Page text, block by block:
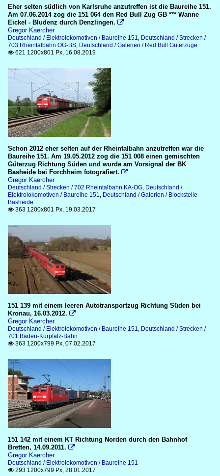
Strecken
700 Badische Rheinbahn
701 Baden-Kurpfalz-Bahn
703 Rheintalbahn OG-BS
Eher selten südlich von Karlsruhe anzutreffen ist die Baureihe 151.
Am 07.06.2014 zog die 151 064 den Red Bull Zug GB *** Wanne
Eickel - Bludenz durch Denzlingen. 
Gregor Kaercher
Deutschland / Elektrolokomotiven / Baureihe 151, Deutschland / Strecken /
703 Rheintalbahn OG-BS, Deutschland / Galerien / Red Bull Güterzüge
 621 1200x801 Px, 16.08.2019
Schon 2012 eher selten auf der Rheintalbahn anzutreffen war die
Baureihe 151. Am 19.05.2012 zog die 151 008 einen gemischten
Güterzug Richtung Süden und wurde am Vorsignal der BK
Basheide bei Forchheim fotografiert. 
Gregor Kaercher
Deutschland / Strecken / 702 Rheintalbahn KA-OG, Deutschland /
Elektrolokomotiven / Baureihe 151, Deutschland / Galerien / Blockstelle
Basheide
 363 1200x801 Px, 19.03.2017
151 139 mit einem leeren Autotransportzug Richtung Süden bei
Kronau, 16.03.2012. 
Gregor Kaercher
Deutschland / Elektrolokomotiven / Baureihe 151, Deutschland / Strecken /
701 Baden-Kurpfalz-Bahn
 363 1200x799 Px, 07.02.2017
151 142 mit einem KT Richtung Norden durch den Bahnhof
Bretten, 14.09.2011. 
Gregor Kaercher
Deutschland / Elektrolokomotiven / Baureihe 151
 293 1200x799 Px, 28.01.2017